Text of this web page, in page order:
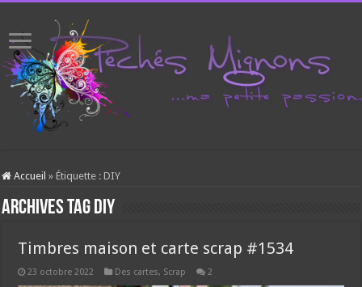
Accueil » Étiquette :DIY
Archives tagDIY
Timbres maison et carte scrap #1534
23 octobre 2022 Des cartes, Scrap 2